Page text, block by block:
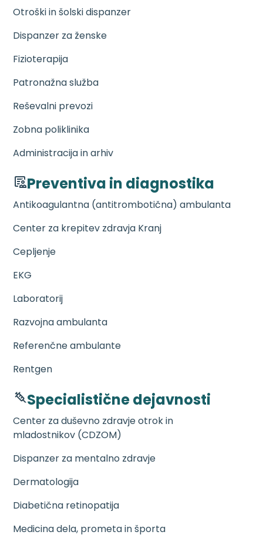
Otroški in šolski dispanzer
Dispanzer za ženske
Fizioterapija
Patronažna služba
Reševalni prevozi
Zobna poliklinika
Administracija in arhiv
Preventiva in diagnostika
Antikoagulantna (antitrombotična) ambulanta
Center za krepitev zdravja Kranj
Cepljenje
EKG
Laboratorij
Razvojna ambulanta
Referenčne ambulante
Rentgen
Specialistične dejavnosti
Center za duševno zdravje otrok in
mladostnikov (CDZOM)
Dispanzer za mentalno zdravje
Dermatologija
Diabetična retinopatija
Medicina dela, prometa in športa